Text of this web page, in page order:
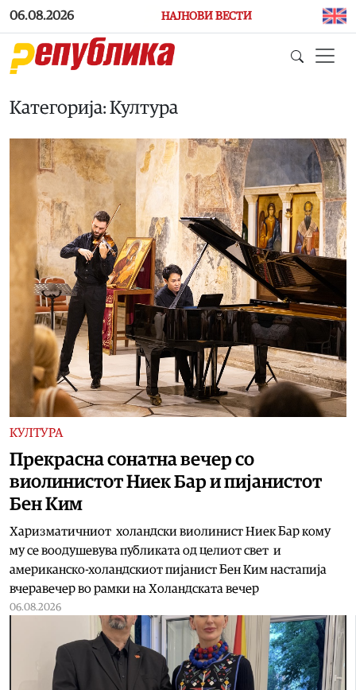
Skip to main content
06.08.2026 НАЈНОВИ ВЕСТИ
Категорија: Култура
КУЛТУРА
Прекрасна сонатна вечер со
виолинистот Ниек Бар и пијанистот
Бен Ким
Харизматичниот холандски виолинист Ниек Бар кому
му се воодушевува публиката од целиот свет и
американско-холандскиот пијанист Бен Ким настапија
вчеравечер во рамки на Холандската вечер
06.08.2026